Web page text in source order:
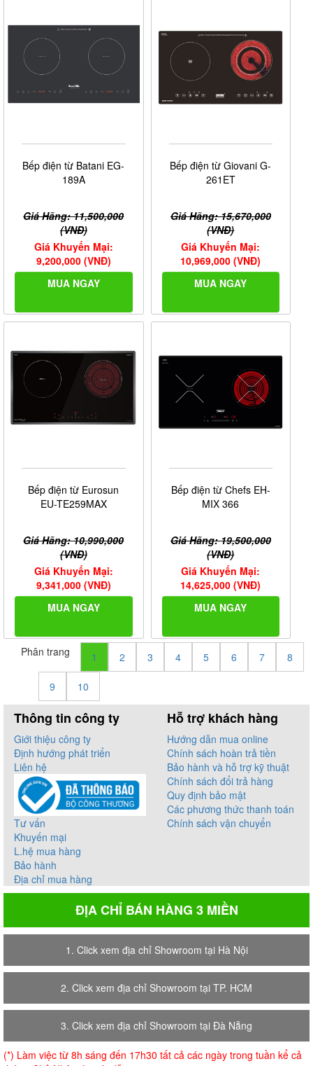
Bếp điện từ Batani EG-
189A
Giá Hãng: 11,500,000
(VNĐ)
Giá Khuyến Mại:
9,200,000 (VNĐ)
MUA NGAY
Bếp điện từ Giovani G-
261ET
Giá Hãng: 15,670,000
(VNĐ)
Giá Khuyến Mại:
10,969,000 (VNĐ)
MUA NGAY
Bếp điện từ Eurosun
EU-TE259MAX
Giá Hãng: 10,990,000
(VNĐ)
Giá Khuyến Mại:
9,341,000 (VNĐ)
MUA NGAY
Bếp điện từ Chefs EH-
MIX 366
Giá Hãng: 19,500,000
(VNĐ)
Giá Khuyến Mại:
14,625,000 (VNĐ)
MUA NGAY
Phân trang 1 2 3 4 5 6 7 8
9 10
Thông tin công ty
Giới thiệu công ty
Định hướng phát triển
Liên hệ
Tư vấn
Khuyến mại
L.hệ mua hàng
Bảo hành
Địa chỉ mua hàng
Hỗ trợ khách hàng
Hướng dẫn mua online
Chính sách hoàn trả tiền
Bảo hành và hỗ trợ kỹ thuật
Chính sách đổi trả hàng
Quy định bảo mật
Các phương thức thanh toán
Chính sách vận chuyển
ĐỊA CHỈ BÁN HÀNG 3 MIỀN
1. Click xem địa chỉ Showroom tại Hà Nội
2. Click xem địa chỉ Showroom tại TP. HCM
3. Click xem địa chỉ Showroom tại Đà Nẵng
(*) Làm việc từ 8h sáng đến 17h30 tất cả các ngày trong tuần kể cả